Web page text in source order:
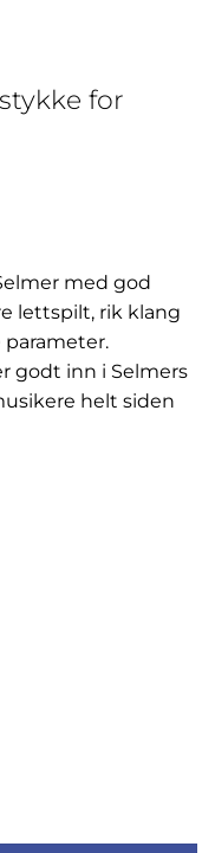
for
med god
lettspilt, rik klang
godt inn i Selmers
helt siden
antall